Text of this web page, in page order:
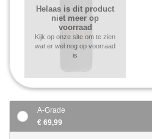
Helaas is dit product
niet meer op
voorraad
Kijk op onze site om te zien
wat er wel nog op voorraad
is
A-Grade
€ 69,99